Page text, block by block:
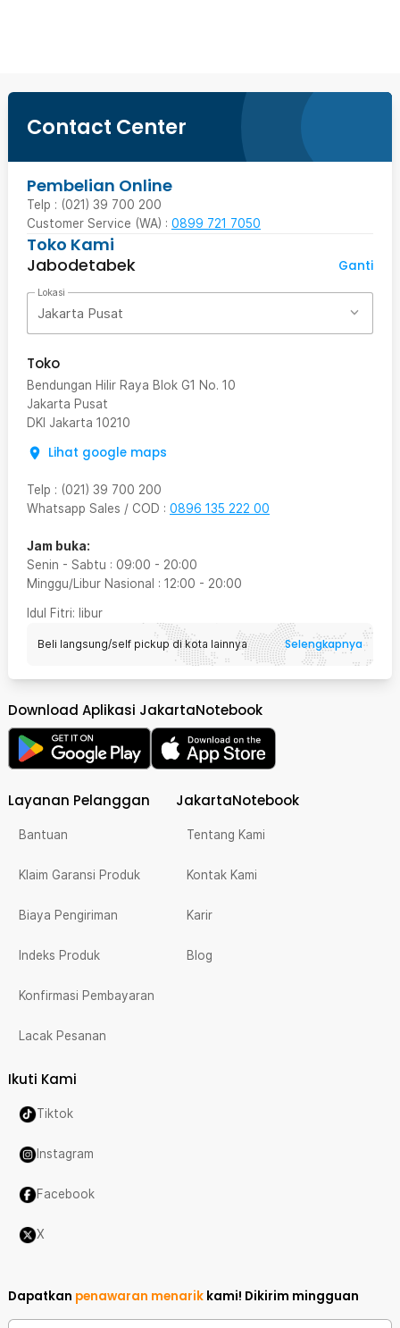
Contact Center
Pembelian Online
Telp : (021) 39 700 200
Customer Service (WA) : 0899 721 7050
Toko Kami
Jabodetabek
Ganti
Lokasi
Jakarta Pusat
Toko
Bendungan Hilir Raya Blok G1 No. 10
Jakarta Pusat
DKI Jakarta 10210
Lihat google maps
Telp : (021) 39 700 200
Whatsapp Sales / COD : 0896 135 222 00
Jam buka:
Senin - Sabtu : 09:00 - 20:00
Minggu/Libur Nasional : 12:00 - 20:00
Idul Fitri: libur
Beli langsung/self pickup di kota lainnya Selengkapnya
Download Aplikasi JakartaNotebook
Layanan Pelanggan
Bantuan
Klaim Garansi Produk
Biaya Pengiriman
Indeks Produk
Konfirmasi Pembayaran
Lacak Pesanan
JakartaNotebook
Tentang Kami
Kontak Kami
Karir
Blog
Ikuti Kami
Tiktok
Instagram
Facebook
X
Dapatkan penawaran menarik kami! Dikirim mingguan